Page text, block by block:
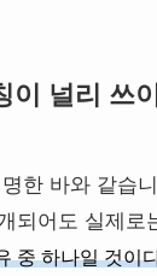
이 널리 쓰
한 바와 같습
되어도 실제
중 하나일 것이